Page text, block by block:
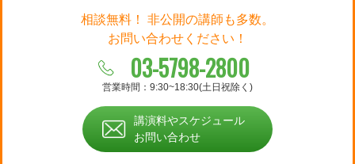
相談無料！ 非公開の講師も多数。
お問い合わせください！
03-5798-2800
営業時間：9:30~18:30(土日祝除く)
講演料やスケジュール
お問い合わせ